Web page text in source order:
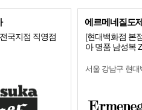
국지점 직영점
에르메네질도
[현대백화점 본
아 명품 남성복
서울 강남구 현대